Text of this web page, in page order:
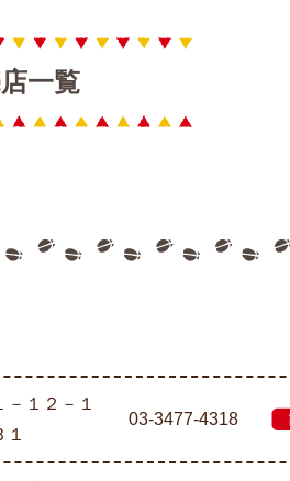
一覧
１２－１
03-3477-4318